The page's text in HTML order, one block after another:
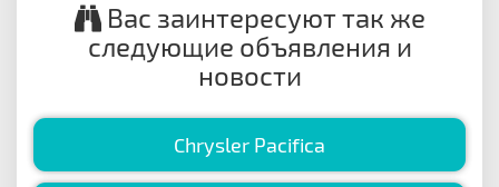
Вас заинтересуют так же
следующие объявления и
новости
Chrysler Pacifica